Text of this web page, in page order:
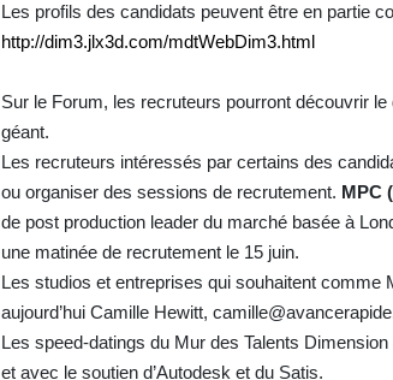
Les profils des candidats peuvent être en partie
http://dim3.jlx3d.com/mdtWebDim3.html
Sur le Forum, les recruteurs pourront découvrir
géant.
Les recruteurs intéressés par certains des
ou organiser des sessions de recrutement. MPC
de post production leader du marché basée à
une matinée de recrutement le 15 juin.
Les studios et entreprises qui souhaitent
aujourd’hui Camille Hewitt,
Les speed-datings du Mur des Talents
et avec le soutien d’Autodesk et du Satis.